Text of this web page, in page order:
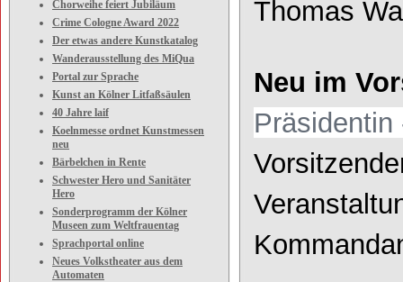
Chorweihe feiert Jubiläum
Crime Cologne Award 2022
Der etwas andere Kunstkatalog
Wanderausstellung des MiQua
Portal zur Sprache
Kunst an Kölner Litfaßsäulen
40 Jahre laif
Koelnmesse ordnet Kunstmessen
neu
Bärbelchen in Rente
Schwester Hero und Sanitäter
Hero
Sonderprogramm der Kölner
Museen zum Weltfrauentag
Sprachportal online
Neues Volkstheater aus dem
Automaten
Thomas
Neu im